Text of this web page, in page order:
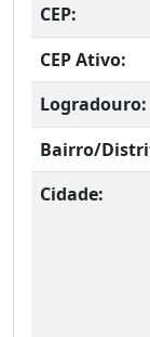
CEP:
CEP Ativo:
Logradouro:
Bairro/
Cidade: